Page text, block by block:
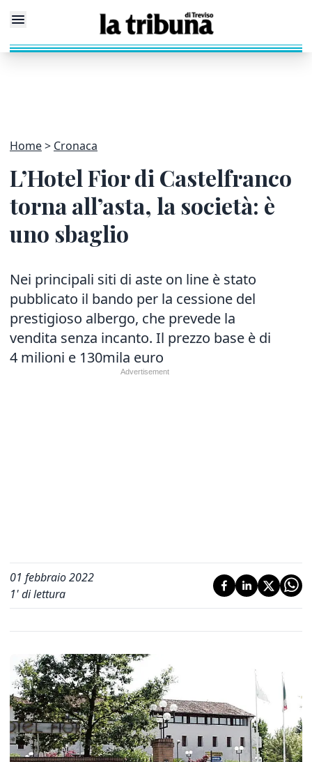
Home Cronaca
L’Hotel Fior di Castelfranco
torna all’asta, la società: è
uno sbaglio
Nei principali siti di aste on line è stato
pubblicato il bando per la cessione del
prestigioso albergo, che prevede la
vendita senza incanto. Il prezzo base è di
4 milioni e 130mila euro
01 febbraio 2022
1' di lettura